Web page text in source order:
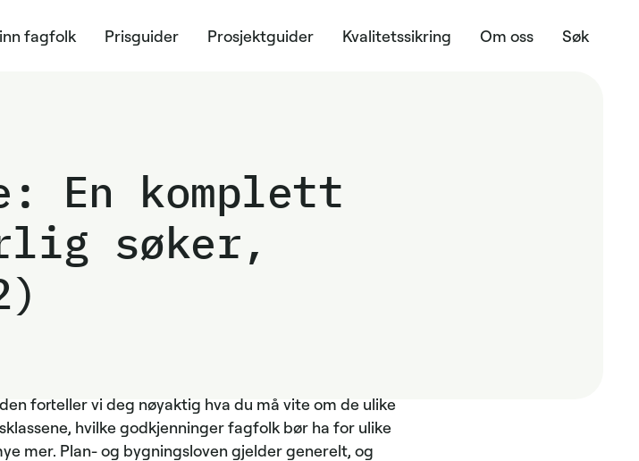
fagfolk Prisguider Prosjektguider Kvalitetssikring Om oss Søk
En komplett
søker,
forteller vi deg nøyaktig hva du må vite om de ulike
hvilke godkjenninger fagfolk bør ha for ulike
mer. Plan- og bygningsloven gjelder generelt, og